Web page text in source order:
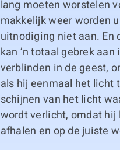
lang moeten worstelen
makkelijk weer worden
uitnodiging niet aan. En
kan ’n totaal gebrek
verblinden in de geest,
als hij eenmaal het licht
schijnen van het licht
wordt verlicht, omdat hij
afhalen en op de juiste